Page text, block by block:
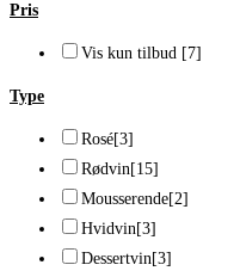
Pris
Vis kun tilbud [7]
Type
Rosé[3]
Rødvin[15]
Mousserende[2]
Hvidvin[3]
Dessertvin[3]